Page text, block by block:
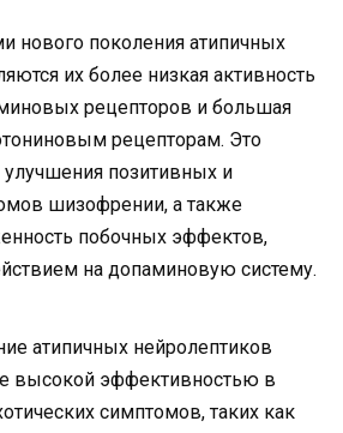
нового поколения атипичных
их более низкая активность
рецепторов и большая
рецепторам. Это
улучшения позитивных и
шизофрении, а также
побочных эффектов,
на допаминовую систему.
атипичных нейролептиков
высокой эффективностью в
симптомов, таких как